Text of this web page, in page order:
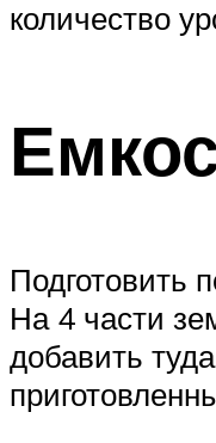
количество
Подготовить
На 4 части
добавить